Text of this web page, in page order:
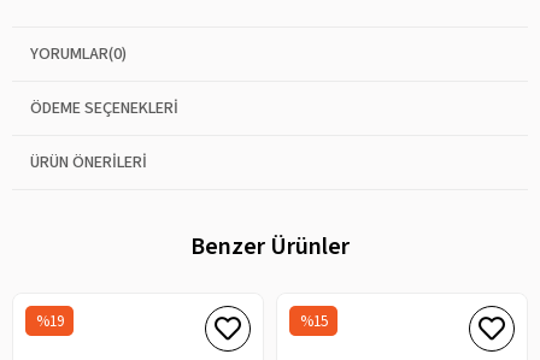
YORUMLAR(0)
ÖDEME SEÇENEKLERI
ÜRÜN ÖNERILERI
Benzer Ürünler
%19 %15